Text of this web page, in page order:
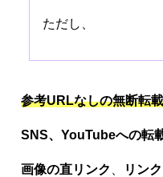
ただし、
参考URLなしの無断転載
SNS、 YouTubeへの転
画像の直リンク リン